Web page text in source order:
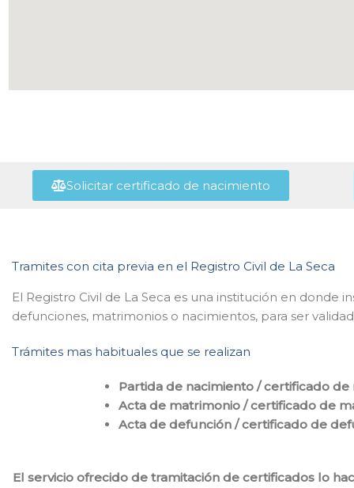
Solicitar certificado de nacimiento
Tramites con cita previa en el Registro Civil de La Seca
El Registro Civil de La Seca es una institución en donde
defunciones, matrimonios o nacimientos, para ser
Trámites mas habituales que se realizan
Partida de nacimiento / certificado de
Acta de matrimonio / certificado de
Acta de defunción / certificado de
El servicio ofrecido de tramitación de certificados lo